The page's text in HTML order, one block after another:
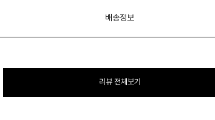
배송정보
리뷰 전체보기